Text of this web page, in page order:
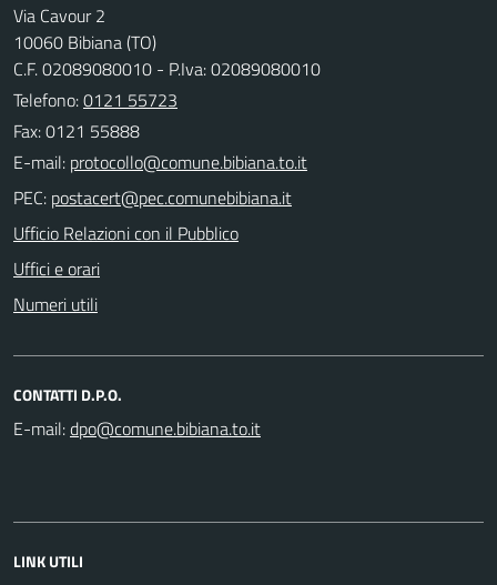
Via Cavour 2
10060 Bibiana (TO)
C.F. 02089080010 - P.Iva: 02089080010
Telefono:0121 55723
Fax: 0121 55888
E-mail:
PEC:
Ufficio Relazioni con il Pubblico
Uffici e orari
Numeri utili
CONTATTI D.P.O.
E-mail:
LINK UTILI